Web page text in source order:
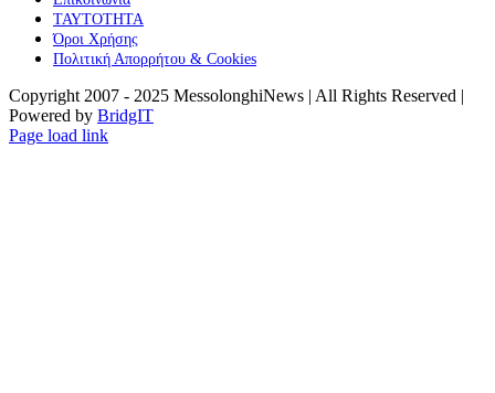
ΤΑΥΤΟΤΗΤΑ
Όροι Χρήσης
Πολιτική Απορρήτου & Cookies
Copyright 2007 - 2025 MessolonghiNews | All Rights Reserved |
Powered by BridgIT
YouTube
Facebook
Instagram
Page load link